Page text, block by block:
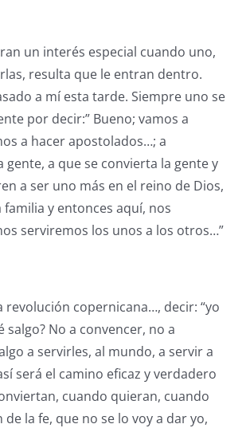
un interés especial cuando uno,
resulta que le entran dentro.
a mí esta tarde. Siempre uno se
por decir:” Bueno; vamos a
a hacer apostolados…; a
gente, a que se convierta la gente y
a ser uno más en el reino de Dios,
familia y entonces aquí, nos
serviremos los unos a los otros…”
revolución copernicana…, decir: “yo
salgo? No a convencer, no a
a servirles, al mundo, a servir a
será el camino eficaz y verdadero
cuando quieran, cuando
la fe, que no se lo voy a dar yo,